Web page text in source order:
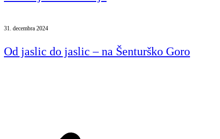
31. decembra 2024
Od jaslic do jaslic – na Šenturško Goro